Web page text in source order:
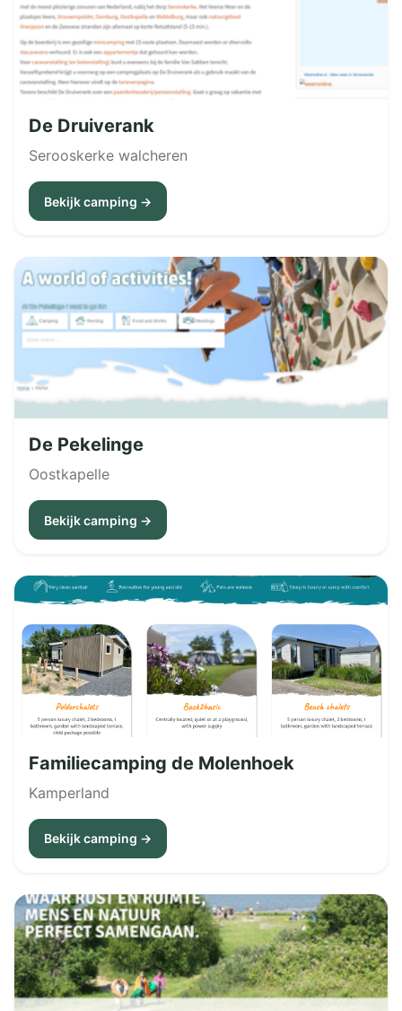
De Druiverank
Serooskerke walcheren
Bekijk camping →
De Pekelinge
Oostkapelle
Bekijk camping →
Familiecamping de Molenhoek
Kamperland
Bekijk camping →